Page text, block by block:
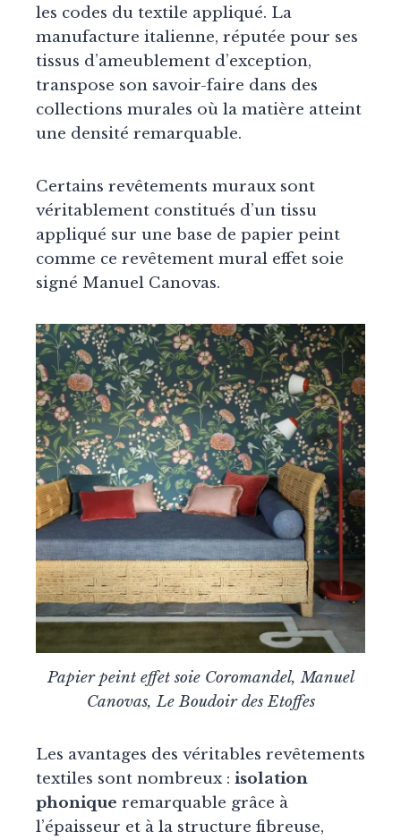
les codes du textile appliqué. La
manufacture italienne, réputée pour ses
tissus d’ameublement d’exception,
transpose son savoir-faire dans des
collections murales où la matière atteint
une densité remarquable.
Certains revêtements muraux sont
véritablement constitués d’un tissu
appliqué sur une base de papier peint
comme ce revêtement mural effet soie
signé Manuel Canovas.
Papier peint effet soie Coromandel, Manuel
Canovas, Le Boudoir des Etoffes
Les avantages des véritables revêtements
textiles sont nombreux : isolation
phonique remarquable grâce à
l’épaisseur et à la structure fibreuse,